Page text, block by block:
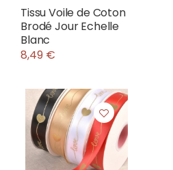
Tissu Voile de Coton
Brodé Jour Echelle
Blanc
8,49 €